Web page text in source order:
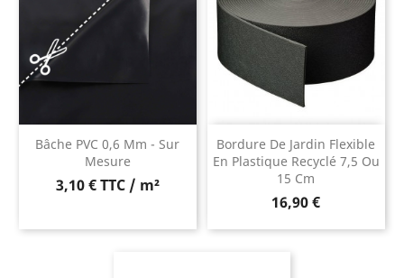
Bâche PVC 0,6 Mm - Sur
Mesure
3,10 € TTC / m²
Bordure De Jardin Flexible
En Plastique Recyclé 7,5 Ou
15 Cm
Prix
16,90 €